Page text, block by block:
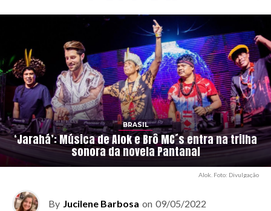
BRASIL
‘Jarahá’: Música de Alok e Brô MC´s entra na trilha
sonora da novela Pantanal
Alok. Foto: Divulgação
By Jucilene Barbosa on 09/05/2022